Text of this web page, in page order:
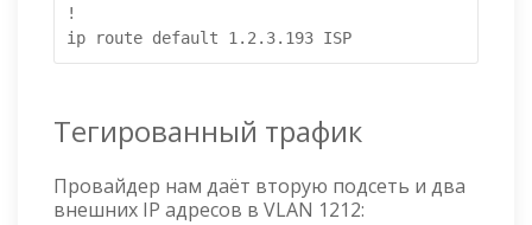
!
Тегированный трафик
Провайдер нам даёт вторую подсеть и два
внешних IP адресов в VLAN 1212: